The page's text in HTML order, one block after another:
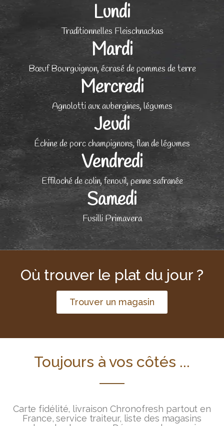
Lundi
Traditionnelles Fleischnackas
Mardi
Bœuf Bourguignon, écrasé de pommes de terre
Mercredi
Agnolotti aux aubergines, légumes
Jeudi
Échine de porc champignons, flan de légumes
Vendredi
Effiloché de colin, fenouil, penne safranée
Samedi
Fusilli Primavera
Où trouver le plat du jour ?
Trouver un magasin
Toujours à vos côtés ...
Carte fidélité, livraison Chronofresh partout en
France, service traiteur, liste des magasins